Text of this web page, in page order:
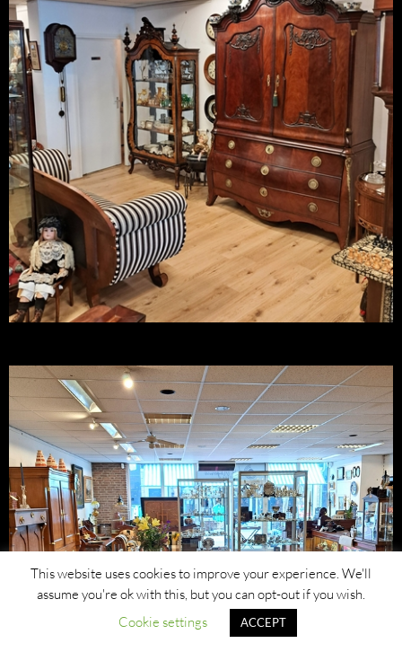
This website uses cookies to improve your experience. We'll
assume you're ok with this, but you can opt-out if you wish.
Cookie settings
ACCEPT